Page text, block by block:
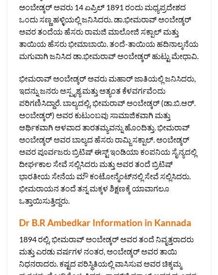
ಅಂಬೇಡ್ಕರ್ ಅವರು 14 ಏಪ್ರಿಲ್ 1891 ರಂದು ಮಧ್ಯಪ್ರದೇಶದ
ಒಂದು ಸಣ್ಣ ಹಳ್ಳಿಯಲ್ಲಿ ಜನಿಸಿದರು. ಡಾ.ಭೀಮರಾವ್ ಅಂಬೇಡ್ಕರ್
ಅವರ ತಂದೆಯ ಹೆಸರು ರಾಮಜಿ ಮಾಲೋಜಿ ಸಕ್ಪಾಲ್ ಮತ್ತು
ತಾಯಿಯ ಹೆಸರು ಭೀಮಾಬಾಯಿ. ತಂದೆ-ತಾಯಿಯ ಹದಿನಾಲ್ಕನೆಯ
ಮಗುವಾಗಿ ಜನಿಸಿದ ಡಾ.ಭೀಮರಾವ್ ಅಂಬೇಡ್ಕರ್ ಹುಟ್ಟು ಮೇಧಾವಿ.
ಭೀಮರಾವ್ ಅಂಬೇಡ್ಕರ್ ಅವರು ಮಹಾರ್ ಜಾತಿಯಲ್ಲಿ ಜನಿಸಿದರು,
ಇದನ್ನು ಜನರು ಅಸ್ಪೃಶ್ಯ ಮತ್ತು ಅತ್ಯಂತ ಕೆಳವರ್ಗವೆಂದು
ಪರಿಗಣಿಸಿದ್ದಾರೆ. ಬಾಲ್ಯದಲ್ಲಿ, ಭೀಮರಾವ್ ಅಂಬೇಡ್ಕರ್ (ಡಾ.ಬಿ.ಆರ್.
ಅಂಬೇಡ್ಕರ್) ಅವರ ಕುಟುಂಬವು ಸಾಮಾಜಿಕವಾಗಿ ಮತ್ತು
ಆರ್ಥಿಕವಾಗಿ ಆಳವಾದ ತಾರತಮ್ಯವನ್ನು ಹೊಂದಿತ್ತು. ಭೀಮರಾವ್
ಅಂಬೇಡ್ಕರ್ ಅವರ ಬಾಲ್ಯದ ಹೆಸರು ರಾಮ್ಜಿ ಸಕ್ಪಾಲ್. ಅಂಬೇಡ್ಕರ್
ಅವರ ಪೂರ್ವಜರು ಬ್ರಿಟಿಷ್ ಈಸ್ಟ್ ಇಂಡಿಯಾ ಕಂಪನಿಯ ಸೈನ್ಯದಲ್ಲಿ
ದೀರ್ಘಕಾಲ ಸೇವೆ ಸಲ್ಲಿಸಿದರು ಮತ್ತು ಅವರ ತಂದೆ ಬ್ರಿಟಿಷ್
ಭಾರತೀಯ ಸೇನೆಯ ಮೌ ಕಂಟೋನ್ಮೆಂಟ್‌ನಲ್ಲಿ ಸೇವೆ ಸಲ್ಲಿಸಿದರು.
ಭೀಮರಾಯನ ತಂದೆ ತನ್ನ ಮಕ್ಕಳ ಶಿಕ್ಷಣಕ್ಕೆ ಯಾವಾಗಲೂ
ಒತ್ತಾಯಿಸುತ್ತಿದ್ದರು.
Dr B.R Ambedkar Information in Kannada
1894 ರಲ್ಲಿ, ಭೀಮರಾವ್ ಅಂಬೇಡ್ಕರ್ ಅವರ ತಂದೆ ನಿವೃತ್ತರಾದರು
ಮತ್ತು ಎರಡು ವರ್ಷಗಳ ನಂತರ, ಅಂಬೇಡ್ಕರ್ ಅವರ ತಾಯಿ
ನಿಧನರಾದರು. ಕಷ್ಟದ ಪರಿಸ್ಥಿತಿಯಲ್ಲಿ ವಾಸಿಸುವ ಅವರ ಚಿಕ್ಕಮ್ಮ